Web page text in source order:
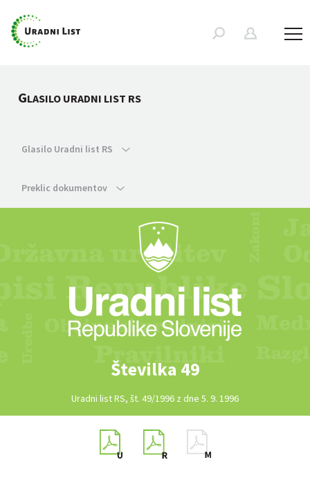
GLASILO URADNI LIST RS
Glasilo Uradni list RS
Preklic dokumentov
Številka 49
Uradni list RS, št. 49/1996 z dne 5. 9. 1996